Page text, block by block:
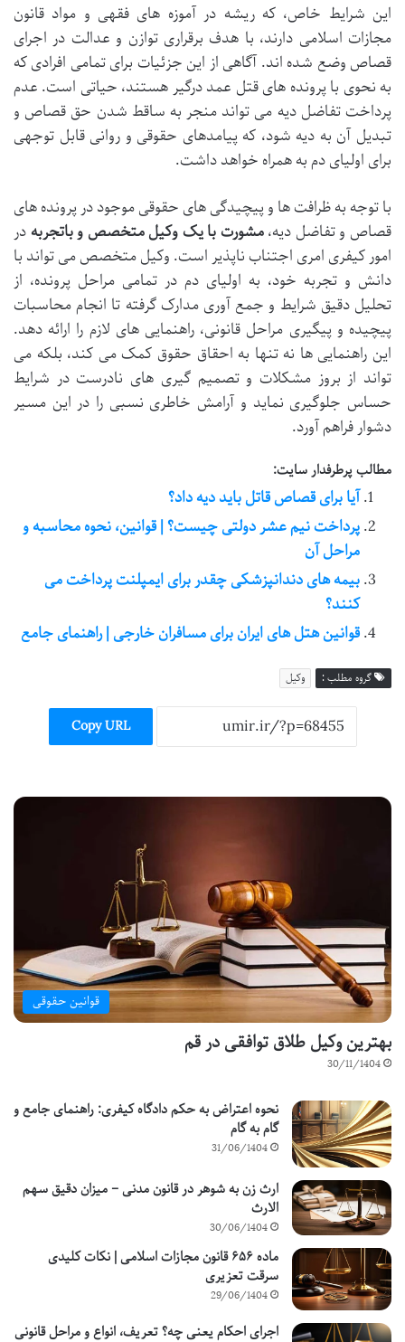
این شرایط خاص، که ریشه در آموزه های فقهی و مواد قانون
مجازات اسلامی دارند، با هدف برقراری توازن و عدالت در اجرای
قصاص وضع شده اند. آگاهی از این جزئیات برای تمامی افرادی که
به نحوی با پرونده های قتل عمد درگیر هستند، حیاتی است. عدم
پرداخت تفاضل دیه می تواند منجر به ساقط شدن حق قصاص و
تبدیل آن به دیه شود، که پیامدهای حقوقی و روانی قابل توجهی
برای اولیای دم به همراه خواهد داشت.
با توجه به ظرافت ها و پیچیدگی های حقوقی موجود در پرونده های
قصاص و تفاضل دیه،مشورت با یک وکیل متخصص و باتجربه در
امور کیفری امری اجتناب ناپذیر است. وکیل متخصص می تواند با
دانش و تجربه خود، به اولیای دم در تمامی مراحل پرونده، از
تحلیل دقیق شرایط و جمع آوری مدارک گرفته تا انجام محاسبات
پیچیده و پیگیری مراحل قانونی، راهنمایی های لازم را ارائه دهد.
این راهنمایی ها نه تنها به احقاق حقوق کمک می کند، بلکه می
تواند از بروز مشکلات و تصمیم گیری های نادرست در شرایط
حساس جلوگیری نماید و آرامش خاطری نسبی را در این مسیر
دشوار فراهم آورد.
مطالب پرطرفدار سایت:
آیا برای قصاص قاتل باید دیه داد؟
پرداخت نیم عشر دولتی چیست؟ | قوانین، نحوه محاسبه و
مراحل آن
بیمه های دندانپزشکی چقدر برای ایمپلنت پرداخت می
کنند؟
قوانین هتل های ایران برای مسافران خارجی | راهنمای جامع
گروه مطلب : وکیل
Copy URL
قوانین حقوقی
بهترین وکیل طلاق توافقی در قم
30/11/1404
نحوه اعتراض به حکم دادگاه کیفری: راهنمای جامع و
گام به گام
31/06/1404
ارث زن به شوهر در قانون مدنی – میزان دقیق سهم
الارث
30/06/1404
ماده ۶۵۶ قانون مجازات اسلامی | نکات کلیدی
سرقت تعزیری
29/06/1404
اجرای احکام یعنی چه؟ تعریف، انواع و مراحل قانونی